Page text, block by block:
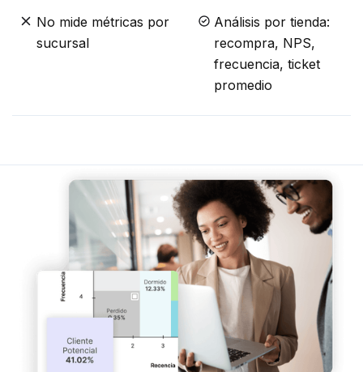
No mide métricas por
sucursal
Análisis por tienda:
recompra, NPS,
frecuencia, ticket
promedio